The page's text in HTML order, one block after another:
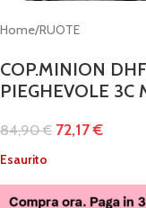
Home/RUOTE
COP.MINION
PIEGHEVOLE 3C
84,90€ 72,17€
Esaurito